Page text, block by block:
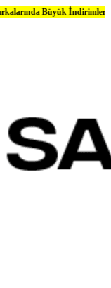
İndirimler